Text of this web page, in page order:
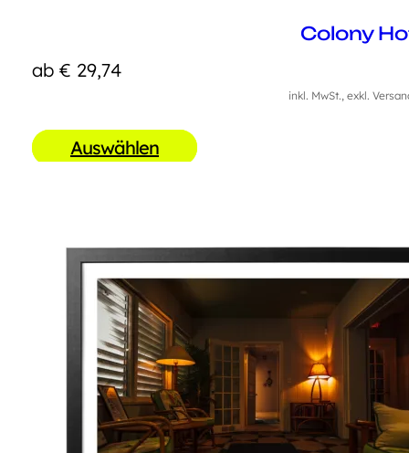
Colony
ab € 29,74
inkl. MwSt., exkl.
Auswählen